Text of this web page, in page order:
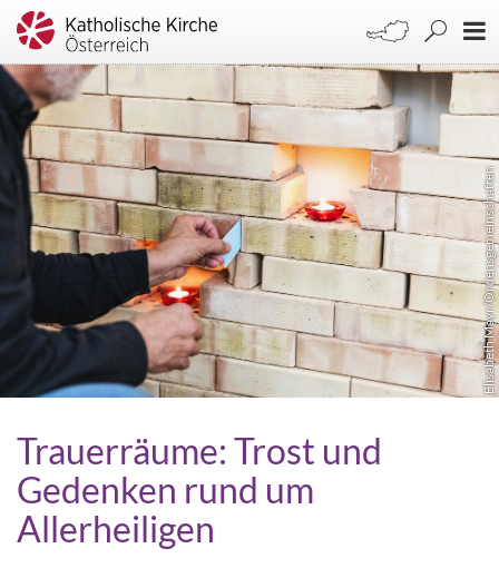
Elisabeth Mayr/Ordensgemeinschaften
Trauerräume: Trost und
Gedenken rund um
Allerheiligen